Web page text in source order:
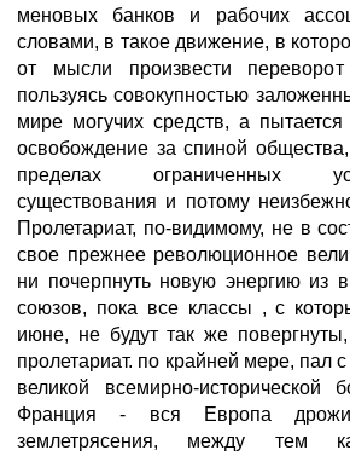
меновых банков и рабочих
словами, в такое движение, в
от мысли произвести
пользуясь совокупностью
мире могучих средств, а
освобождение за спиной
пределах ограниченных
существования и потому
Пролетариат, по-видимому, не в
свое прежнее революционное
ни почерпнуть новую энергию из
союзов, пока все классы , с
июне, не будут так же
пролетариат. по крайней мере, пал
великой всемирно-исторической
Франция - вся Европа
землетрясения, между тем